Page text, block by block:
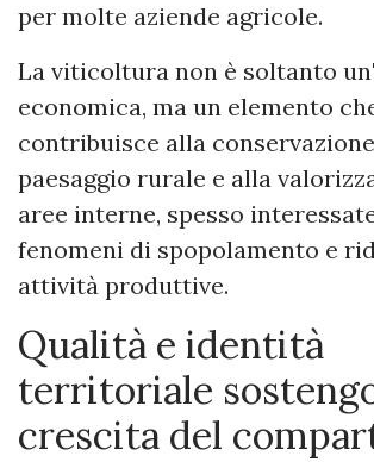
per molte aziende agricole.
La viticoltura non è soltanto
economica, ma un elemento
contribuisce alla
paesaggio rurale e alla
aree interne, spesso
fenomeni di spopolamento e
attività produttive.
Qualità e identità
territoriale
crescita del